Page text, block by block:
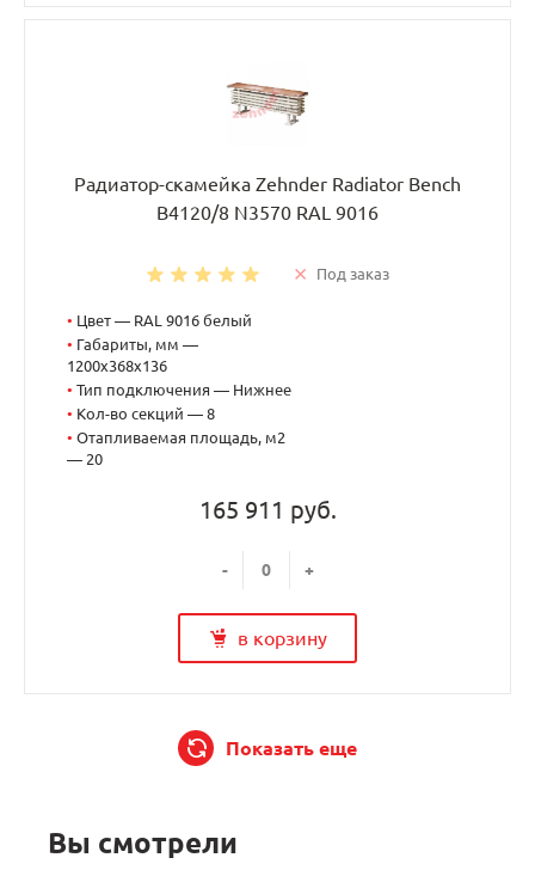
Радиатор-скамейка Zehnder Radiator Bench
B4120/8 N3570 RAL 9016
Под заказ
• Цвет — RAL 9016 белый
• Габариты, мм —
1200x368x136
• Тип подключения — Нижнее
• Кол-во секций — 8
• Отапливаемая площадь, м2
— 20
165 911 руб.
- +
в корзину
Показать еще
Вы смотрели